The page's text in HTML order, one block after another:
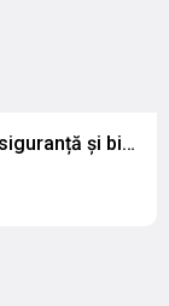
“Consolidarea cadrului național de biosiguranță și biosecuritate: CNSAPSA a participat la atelierul de validare a legislației naționale”